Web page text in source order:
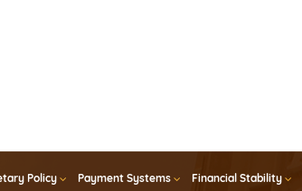
Policy Payment Systems Financial Stability